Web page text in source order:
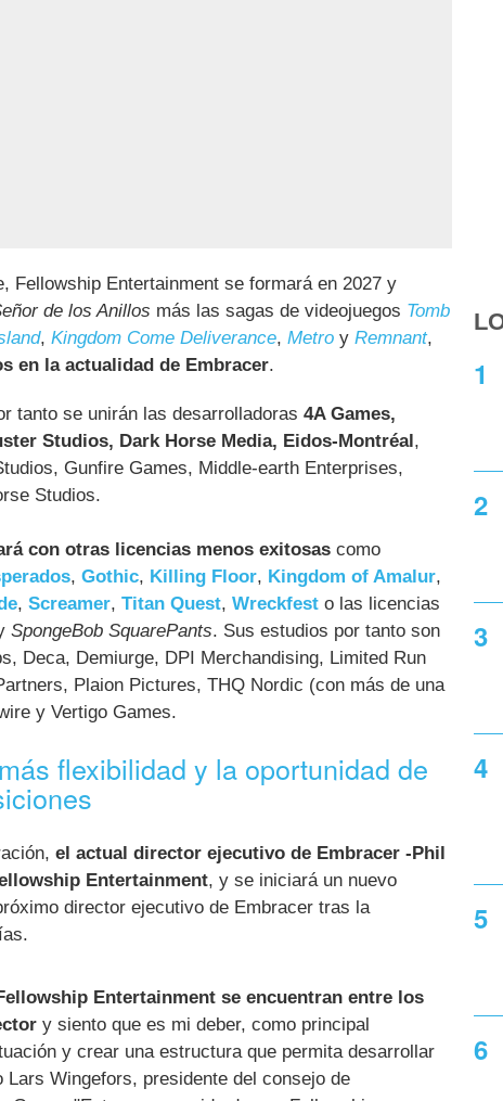
Fellowship Entertainment se formará en 2027 y
de los Anillos más las sagas de videojuegos Tomb
, Kingdom Come Deliverance, Metro y Remnant,
en la actualidad de Embracer.
tanto se unirán las desarrolladoras 4A Games,
Studios, Dark Horse Media, Eidos-Montréal ,
Gunfire Games, Middle-earth Enterprises,
Studios.
con otras licencias menos exitosas como
, Gothic, Killing Floor, Kingdom of Amalur,
, Screamer, Titan Quest, Wreckfest o las licencias
SpongeBob SquarePants. Sus estudios por tanto son
Deca, Demiurge, DPI Merchandising, Limited Run
Plaion Pictures, THQ Nordic (con más de una
y Vertigo Games.
flexibilidad y la oportunidad de
el actual director ejecutivo de Embracer -Phil
Entertainment, y se iniciará un nuevo
director ejecutivo de Embracer tras la
Entertainment se encuentran entre los
y siento que es mi deber, como principal
y crear una estructura que permita desarrollar
Lars Wingefors, presidente del consejo de